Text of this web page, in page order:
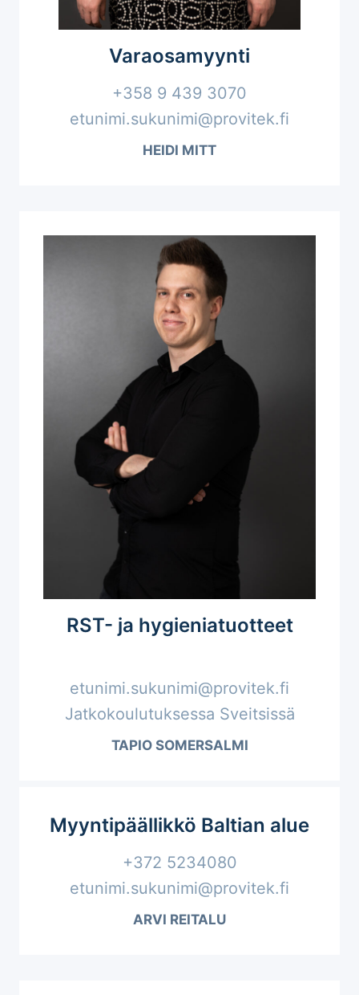
Varaosamyynti
+358 9 439 3070
etunimi.sukunimi@provitek.fi
HEIDI MITT
RST- ja hygieniatuotteet
etunimi.sukunimi@provitek.fi
Jatkokoulutuksessa Sveitsissä
TAPIO SOMERSALMI
Myyntipäällikkö Baltian alue
+372 5234080
etunimi.sukunimi@provitek.fi
ARVI REITALU